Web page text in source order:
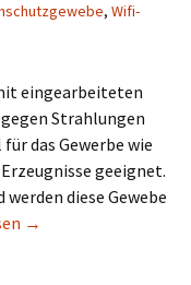
, Wifi-
eingearbeiteten
Strahlungen
das Gewerbe wie
geeignet.
diese Gewebe
Metalfäden
→